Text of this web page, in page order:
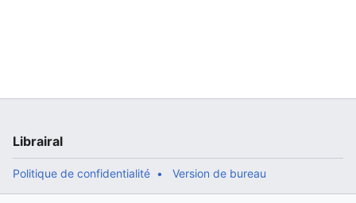
Librairal
Politique de confidentialité Version de bureau